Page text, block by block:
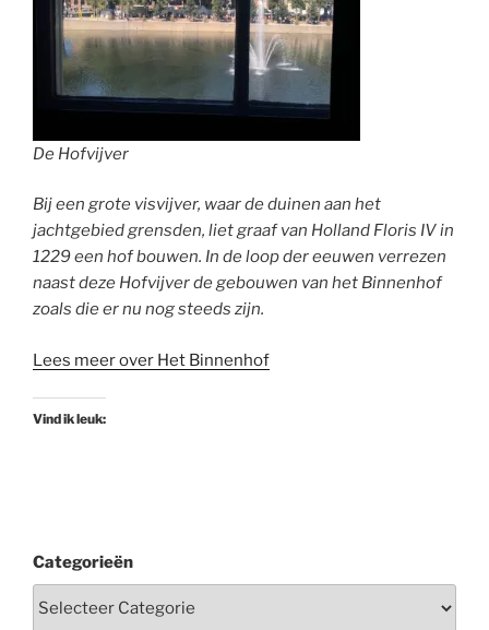
De Hofvijver
Bij een grote visvijver, waar de duinen aan het
jachtgebied grensden, liet graaf van Holland Floris IV in
1229 een hof bouwen. In de loop der eeuwen verrezen
naast deze Hofvijver de gebouwen van het Binnenhof
zoals die er nu nog steeds zijn.
Lees meer over Het Binnenhof
Vind ik leuk:
Categorieën